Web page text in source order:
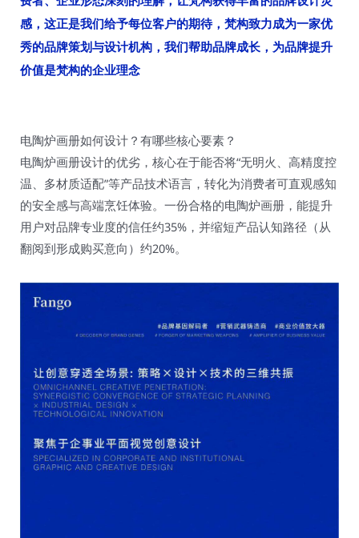
感，这正是我们给予每位客户的期待，梵构致力成为一家优
秀的品牌策划与设计机构，我们帮助品牌成长，为品牌提升
价值是梵构的企业理念
电陶炉画册如何设计？有哪些核心要素？
电陶炉画册设计的优劣，核心在于能否将“无明火、高精度控
温、多材质适配”等产品技术语言，转化为消费者可直观感知
的安全感与高端烹饪体验。一份合格的电陶炉画册，能提升
用户对品牌专业度的信任约35%，并缩短产品认知路径（从
翻阅到形成购买意向）约20%。